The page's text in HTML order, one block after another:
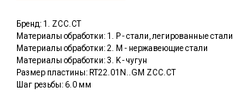
Бренд: 1. ZCC.CT
Материалы обработки: 1. P - стали, легированные стали
Материалы обработки: 2. M - нержавеющие стали
Материалы обработки: 3. K - чугун
Размер пластины: RT22.01N..GM ZCC.CT
Шаг резьбы: 6.0 мм